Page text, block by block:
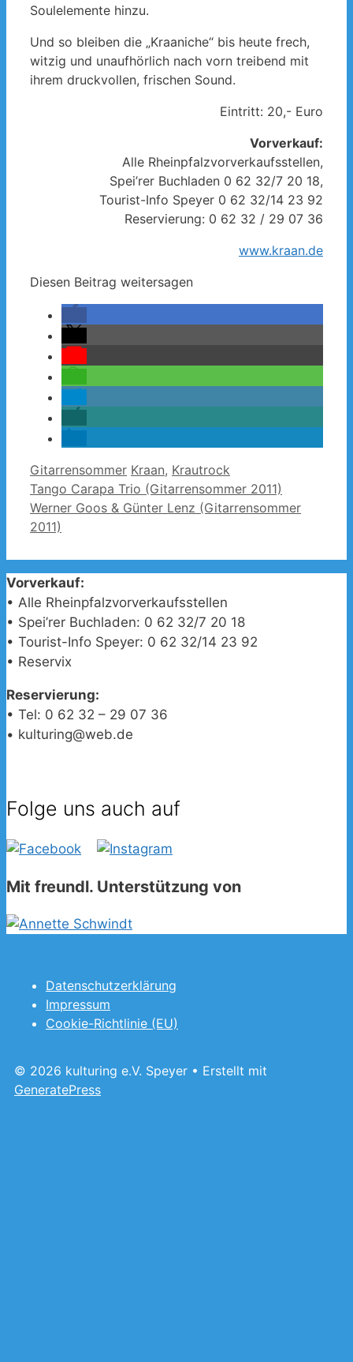
Soulelemente hinzu.
Und so bleiben die „Kraaniche“ bis heute frech,
witzig und unaufhörlich nach vorn treibend mit
ihrem druckvollen, frischen Sound.
Eintritt: 20,- Euro
Vorverkauf:
Alle Rheinpfalzvorverkaufsstellen,
Spei’rer Buchladen 0 62 32/7 20 18,
Tourist-Info Speyer 0 62 32/14 23 92
Reservierung: 0 62 32 / 29 07 36
www.kraan.de
Diesen Beitrag weitersagen
Kategorien
Gitarrensommer Schlagwörter
Kraan, Krautrock
Tango Carapa Trio (Gitarrensommer 2011)
Werner Goos & Günter Lenz (Gitarrensommer
2011)
Vorverkauf:
• Alle Rheinpfalzvorverkaufsstellen
• Spei’rer Buchladen: 0 62 32/7 20 18
• Tourist-Info Speyer: 0 62 32/14 23 92
• Reservix
Reservierung:
• Tel: 0 62 32 – 29 07 36
• kulturing@web.de
Folge uns auch auf
Mit freundl. Unterstützung von
Datenschutzerklärung
Impressum
Cookie-Richtlinie (EU)
© 2026 kulturing e.V. Speyer • Erstellt mit
GeneratePress